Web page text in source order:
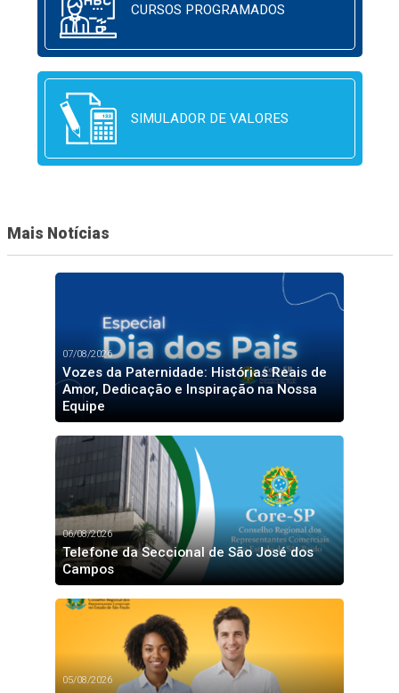
CURSOS PROGRAMADOS
SIMULADOR DE VALORES
Mais Notícias
07/08/2026
Vozes da Paternidade: Histórias Reais de
Amor, Dedicação e Inspiração na Nossa
Equipe
06/08/2026
Telefone da Seccional de São José dos
Campos
05/08/2026